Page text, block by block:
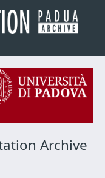
Archive